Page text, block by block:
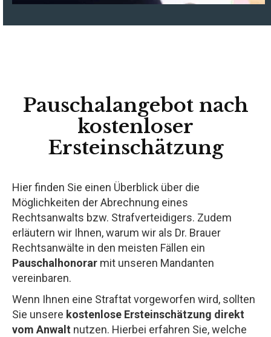
Pauschalangebot nach
kostenloser
Ersteinschätzung
Hier finden Sie einen Überblick über die
Möglichkeiten der Abrechnung eines
Rechtsanwalts bzw. Strafverteidigers. Zudem
erläutern wir Ihnen, warum wir als Dr. Brauer
Rechtsanwälte in den meisten Fällen ein
Pauschalhonorar mit unseren Mandanten
vereinbaren.
Wenn Ihnen eine Straftat vorgeworfen wird, sollten
Sie unsere kostenlose Ersteinschätzung direkt
vom Anwalt nutzen. Hierbei erfahren Sie, welche